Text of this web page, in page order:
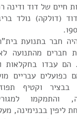
חיים של דוד ודינה
(דולקה) נולד
חבר בתנועת
חברים מהתנועה
1925. הם עבדו
כפועלים עבריים
בבציר וקטיף
והתמקמו
ליפין בבנימינה,